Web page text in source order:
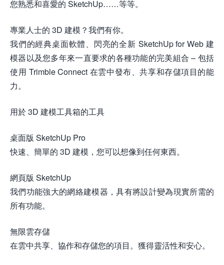
您熟悉和喜愛的 SketchUp……等等。
專業人士的 3D 建模？我們有你。
我們的經典桌面軟體、閃亮的全新 SketchUp for Web 建
模器以及您多年來一直要求的各種功能的完美組合 – 包括
使用 Trimble Connect 在雲中發布、共享和存儲項目的能
力。
用於 3D 建模工具箱的工具
桌面版 SketchUp Pro
快速、簡單的 3D 建模，您可以想像到任何東西。
網頁版 SketchUp
我們功能強大的網絡建模器，具有將設計變為現實所需的
所有功能。
無限雲存儲
在雲中共享、協作和存儲您的項目。獲得靈活性和安心。